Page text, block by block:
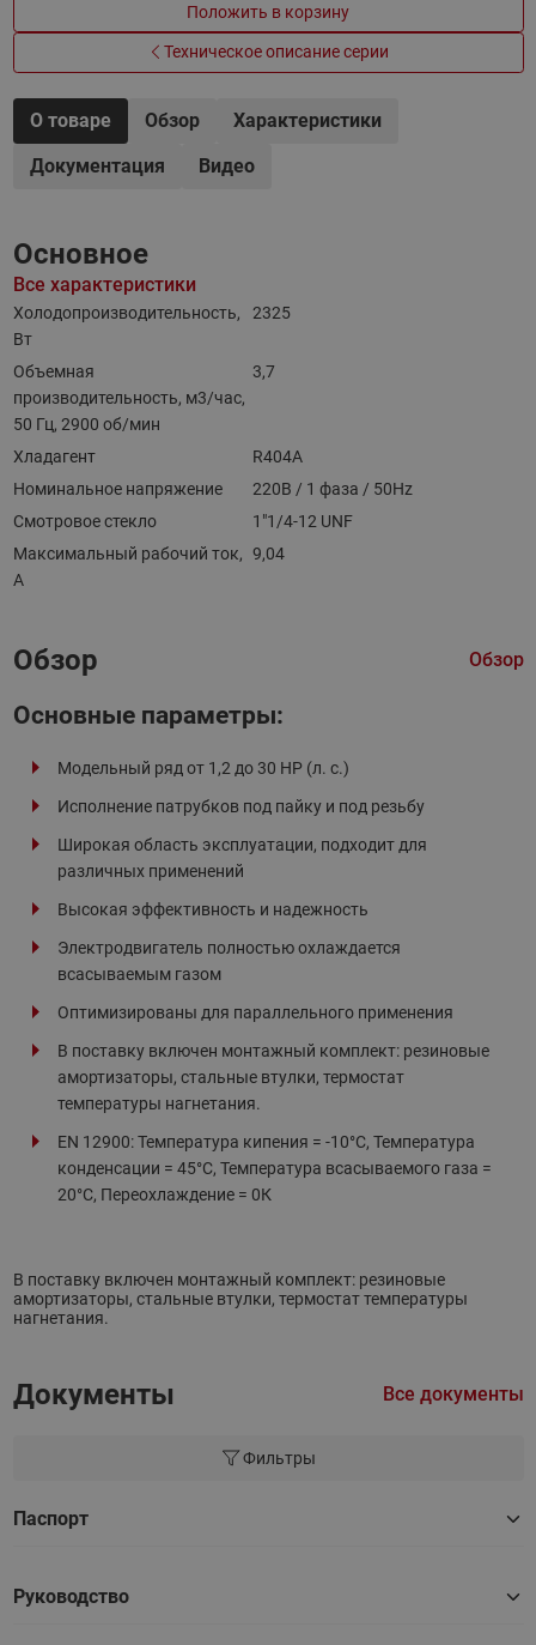
Положить в корзину
Техническое описание серии
О товаре Обзор
Характеристики
Документация
Видео
Основное
Все характеристики
Холодопроизводительность,
Вт
2325
Объемная
производительность, м3/час,
50 Гц, 2900 об/мин
3,7
Хладагент
R404A
Номинальное напряжение
220В / 1 фаза / 50Hz
Смотровое стекло
1"1/4-12 UNF
Максимальный рабочий ток,
А
9,04
Обзор Обзор
Основные параметры:
Модельный ряд от 1,2 до 30 HP (л. с.)
Исполнение патрубков под пайку и под резьбу
Широкая область эксплуатации, подходит для
различных применений
Высокая эффективность и надежность
Электродвигатель полностью охлаждается
всасываемым газом
Оптимизированы для параллельного применения
В поставку включен монтажный комплект: резиновые
амортизаторы, стальные втулки, термостат
температуры нагнетания.
EN 12900: Температура кипения = -10°С, Температура
конденсации = 45°С, Температура всасываемого газа =
20°С, Переохлаждение = 0К
В поставку включен монтажный комплект: резиновые
амортизаторы, стальные втулки, термостат температуры
нагнетания.
Документы Все документы
Фильтры
Паспорт
Руководство